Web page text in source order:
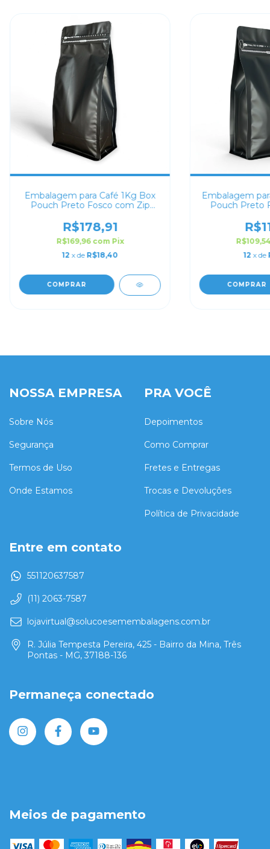
Embalagem para Café 1Kg Box
Pouch Preto Fosco com Zip
R$178,91
R$169,96 com Pix
12 x de R$18,40
COMPRAR
Embalagem
Pouch Preto
12 x de
COMPRAR
NOSSA EMPRESA
Sobre Nós
Segurança
Termos de Uso
Onde Estamos
PRA VOCÊ
Depoimentos
Como Comprar
Fretes e Entregas
Trocas e Devoluções
Política de Privacidade
Entre em contato
551120637587
(11) 2063-7587
lojavirtual@solucoesemembalagens.com.br
R. Júlia Tempesta Pereira, 425 - Bairro da Mina, Três
Pontas - MG, 37188-136
Permaneça conectado
Meios de pagamento